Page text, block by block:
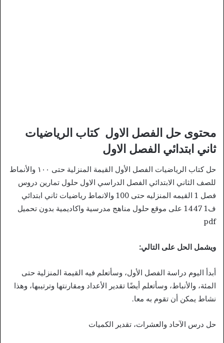
محتوى حل الفصل الاول كتاب الرياضيات
ثاني ابتدائي الفصل الاول
حل كتاب الرياضيات الفصل الأول القيمة المنزلية حتى ١٠٠ والأنماط
للصف الثاني الابتدائي الفصل الدراسي الاول حلول تمارين دروس
فصل 1 القيمه المنزليه حتى 100 والانماط رياضيات ثاني ابتدائي
ف1 1447 على موقع حلول مناهج مدرسية واكاديمية بدون تحميل
pdf
ويشمل الحل على التالي:
أبدأ اليوم دراسة الفصل الأول، وسأتعلم فيه القيمة المنزلية حتى
المئة، والأنباط، وسأتعلم أيضًا تقدير الأعداد ومقارنتها وترتيبها، وهذا
نشاط يمكن أن تقوم به معا.
حل درس الآحاد والعشرات، تقدير الكميات